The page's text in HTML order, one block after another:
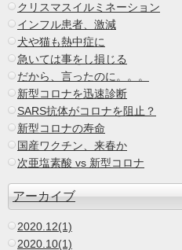
クリスマスイルミネーション
インフル患者、激減
犬や猫も熱中症に
急いては事をし損じる
だから、言ったのに。。。
新型コロナを迅速診断
SARS抗体がコロナを阻止？
新型コロナの寿命
国産ワクチン、来春か
次亜塩素酸 vs 新型コロナ
アーカイブ
2020.12(1)
2020.10(1)